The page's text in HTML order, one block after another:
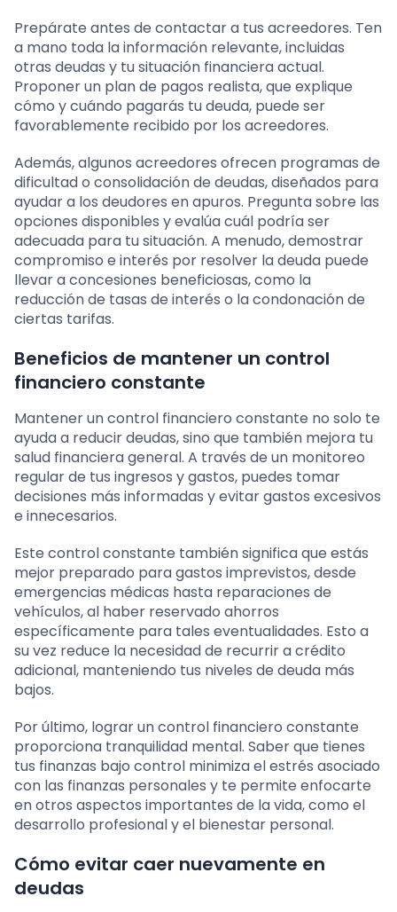
Prepárate antes de contactar a tus acreedores. Ten
a mano toda la información relevante, incluidas
otras deudas y tu situación financiera actual.
Proponer un plan de pagos realista, que explique
cómo y cuándo pagarás tu deuda, puede ser
favorablemente recibido por los acreedores.
Además, algunos acreedores ofrecen programas de
dificultad o consolidación de deudas, diseñados para
ayudar a los deudores en apuros. Pregunta sobre las
opciones disponibles y evalúa cuál podría ser
adecuada para tu situación. A menudo, demostrar
compromiso e interés por resolver la deuda puede
llevar a concesiones beneficiosas, como la
reducción de tasas de interés o la condonación de
ciertas tarifas.
Beneficios de mantener un control
financiero constante
Mantener un control financiero constante no solo te
ayuda a reducir deudas, sino que también mejora tu
salud financiera general. A través de un monitoreo
regular de tus ingresos y gastos, puedes tomar
decisiones más informadas y evitar gastos excesivos
e innecesarios.
Este control constante también significa que estás
mejor preparado para gastos imprevistos, desde
emergencias médicas hasta reparaciones de
vehículos, al haber reservado ahorros
específicamente para tales eventualidades. Esto a
su vez reduce la necesidad de recurrir a crédito
adicional, manteniendo tus niveles de deuda más
bajos.
Por último, lograr un control financiero constante
proporciona tranquilidad mental. Saber que tienes
tus finanzas bajo control minimiza el estrés asociado
con las finanzas personales y te permite enfocarte
en otros aspectos importantes de la vida, como el
desarrollo profesional y el bienestar personal.
Cómo evitar caer nuevamente en
deudas